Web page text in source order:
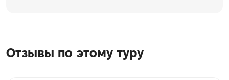
Отзывы по этому туру